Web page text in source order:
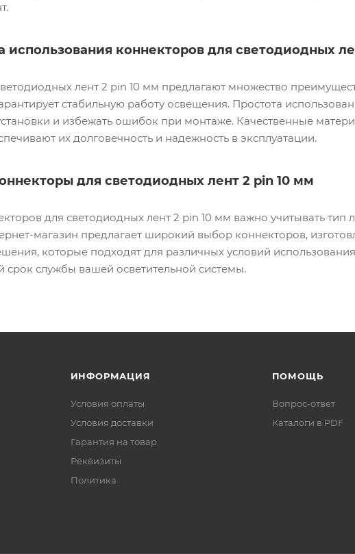
коннекторов для светодиодных
лент 2 pin 10 мм предлагают множество
стабильную работу освещения. Простота
и избежать ошибок при монтаже. Качественные
их долговечность и надежность в эксплуатации.
для светодиодных лент 2 pin 10 мм
для светодиодных лент 2 pin 10 мм важно учитывать тип
магазин предлагает широкий выбор коннекторов,
которые подходят для различных условий
срок службы вашей осветительной системы.
ИНФОРМАЦИЯ
Условия оплаты
Условия доставки
Гарантия на товар
Реквизиты
Политика
ПОМОЩЬ
Вопрос-ответ
Каталоги в PDF